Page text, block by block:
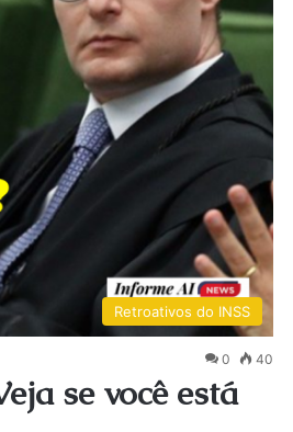
Retroativos do INSS
0 40
se você está